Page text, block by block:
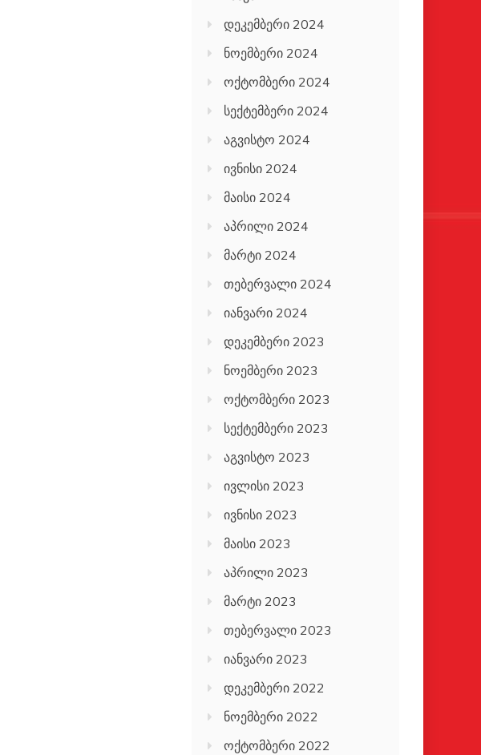
დეკემბერი 2024
ნოემბერი 2024
ოქტომბერი 2024
სექტემბერი 2024
აგვისტო 2024
ივნისი 2024
მაისი 2024
აპრილი 2024
მარტი 2024
თებერვალი 2024
იანვარი 2024
დეკემბერი 2023
ნოემბერი 2023
ოქტომბერი 2023
სექტემბერი 2023
აგვისტო 2023
ივლისი 2023
ივნისი 2023
მაისი 2023
აპრილი 2023
მარტი 2023
თებერვალი 2023
იანვარი 2023
დეკემბერი 2022
ნოემბერი 2022
ოქტომბერი 2022